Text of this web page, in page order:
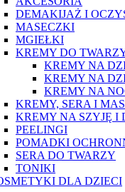
DEMAKIJAŻ I
MASECZKI
MGIEŁKI
KREMY DO
KREMY NA
KREMY NA
KREMY NA
KREMY, SERA I
KREMY NA SZYJĘ I
PEELINGI
POMADKI
SERA DO TWARZY
TONIKI
DLA DZIECI